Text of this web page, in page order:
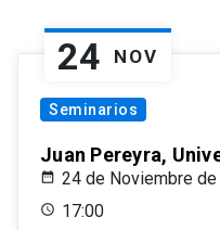
24 NOV
Seminarios
Juan Pereyra,
24 de Noviembre
17:00